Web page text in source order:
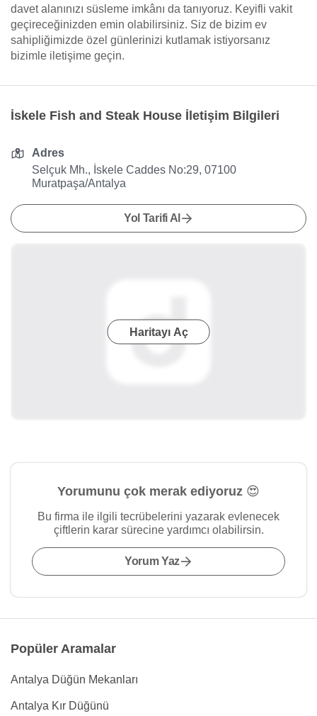
davet alanınızı süsleme imkânı da tanıyoruz. Keyifli vakit
geçireceğinizden emin olabilirsiniz. Siz de bizim ev
sahipliğimizde özel günlerinizi kutlamak istiyorsanız
bizimle iletişime geçin.
İskele Fish and Steak House İletişim Bilgileri
Adres
Selçuk Mh., İskele Caddes No:29, 07100
Muratpaşa/Antalya
Yol Tarifi Al
Haritayı Aç
Yorumunu çok merak ediyoruz 😍
Bu firma ile ilgili tecrübelerini yazarak evlenecek
çiftlerin karar sürecine yardımcı olabilirsin.
Yorum Yaz
Popüler Aramalar
Antalya Düğün Mekanları
Antalya Kır Düğünü